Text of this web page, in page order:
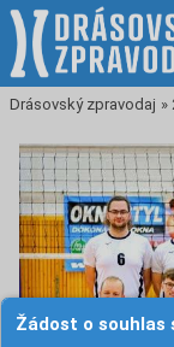
Žádost o
Drásovský zpravodaj »